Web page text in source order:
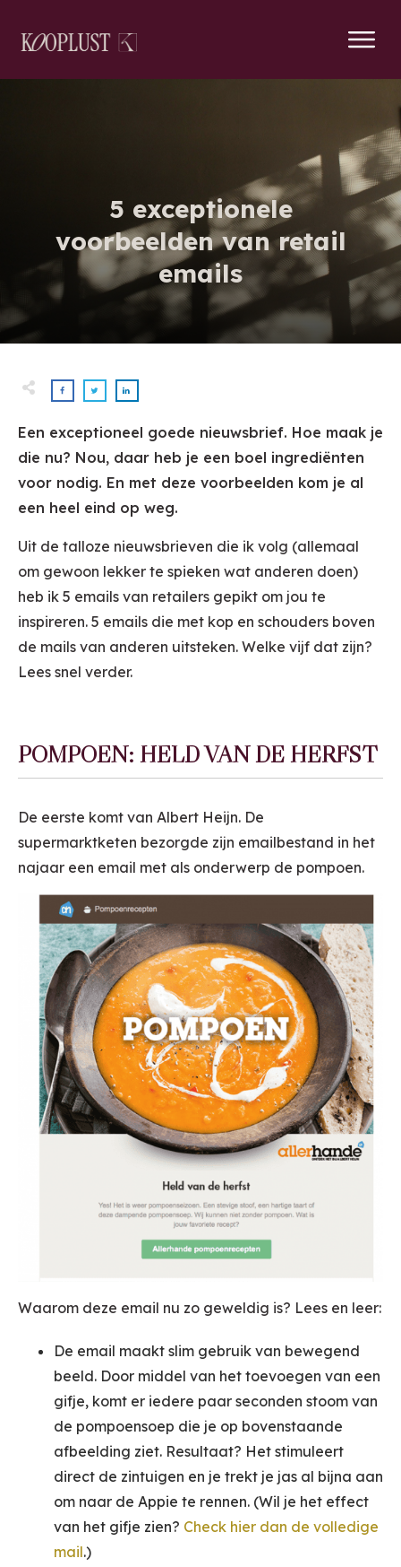
5 exceptionele
voorbeelden van retail
emails
Een exceptioneel goede nieuwsbrief. Hoe maak je
die nu? Nou, daar heb je een boel ingrediënten
voor nodig. En met deze voorbeelden kom je al
een heel eind op weg.
Uit de talloze nieuwsbrieven die ik volg (allemaal
om gewoon lekker te spieken wat anderen doen)
heb ik 5 emails van retailers gepikt om jou te
inspireren. 5 emails die met kop en schouders boven
de mails van anderen uitsteken. Welke vijf dat zijn?
Lees snel verder.
POMPOEN: HELD VAN DE HERFST
De eerste komt van Albert Heijn. De
supermarktketen bezorgde zijn emailbestand in het
najaar een email met als onderwerp de pompoen.
Waarom deze email nu zo geweldig is? Lees en leer:
De email maakt slim gebruik van bewegend
beeld. Door middel van het toevoegen van een
gifje, komt er iedere paar seconden stoom van
de pompoensoep die je op bovenstaande
afbeelding ziet. Resultaat? Het stimuleert
direct de zintuigen en je trekt je jas al bijna aan
om naar de Appie te rennen. (Wil je het effect
van het gifje zien? Check hier dan de volledige
mail.)